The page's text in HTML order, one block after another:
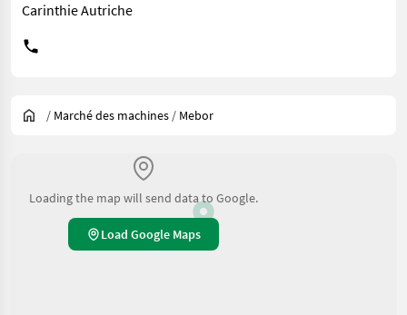
Carinthie Autriche
/ Marché des machines / Mebor
Loading the map will send data to Google.
Load Google Maps